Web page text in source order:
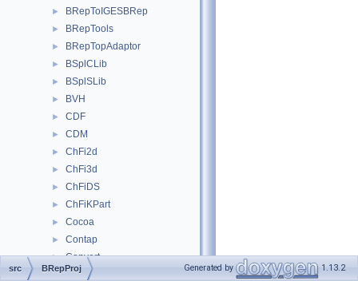
► BRepToIGESBRep
► BRepTools
► BRepTopAdaptor
► BSplCLib
► BSplSLib
► BVH
► CDF
► CDM
► ChFi2d
► ChFi3d
► ChFiDS
► ChFiKPart
► Cocoa
► Contap
► Convert
► CPnts
src BRepProj Generated by 1.13.2